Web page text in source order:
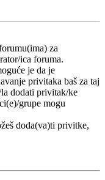
za
ica foruma.
je da je
privitaka baš za taj
dodati privitak/ke
grupe mogu
doda(va)ti privitke,